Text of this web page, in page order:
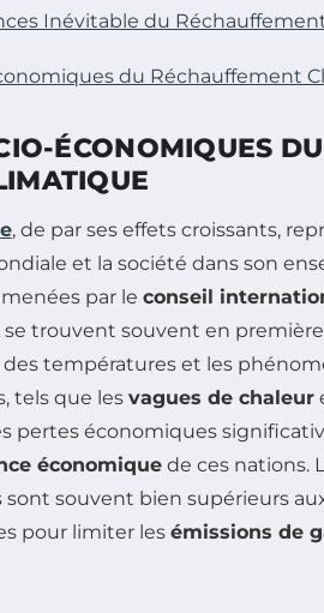
Inévitable du
du Réchauffement
ÉCONOMIQUES DU
, de par ses effets croissants,
et la société dans son
par le conseil
trouvent souvent en
températures et les
tels que les vagues de chaleur
pertes économiques
économique de ces nations.
sont souvent bien supérieurs
pour limiter les émissions de